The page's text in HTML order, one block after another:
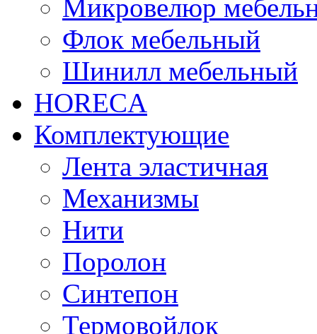
Микровелюр
Флок мебельный
Шинилл мебельный
HORECA
Комплектующие
Лента эластичная
Механизмы
Нити
Поролон
Синтепон
Термовойлок